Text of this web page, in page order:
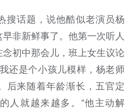
搜话题，说他酷似老演员杨
非新鲜事了。他第一次听人
初中那会儿，班上女生议论
还是个小孩儿模样，杨老师
后来随着年龄渐长，五官定
人就越来越多。”他主动解